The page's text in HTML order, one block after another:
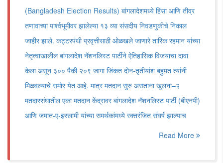
(Bangladesh Election Results) बांगलादेशमध्ये हिंसा आणि तीव्र
तणावाच्या पार्श्वभूमीवर झालेल्या १३ व्या संसदीय निवडणुकीचे निकाल
जाहीर झाले. कट्टरपंथी प्रवृत्तीसाठी ओळखले जाणारे तारिक रहमान यांच्या
नेतृत्वाखालील बांगलादेश नॅशनलिस्ट पार्टीने ऐतिहासिक विजयाचा दावा
केला असून ३०० पैकी २०९ जागा जिंकत दोन-तृतीयांश बहुमत त्यांनी
मिळवल्याचे समोर येत आहे. मात्र मतदान सुरु असताना खुलना–२
मतदारसंघातील एका मतदान केंद्रावर बांगलादेश नॅशनलिस्ट पार्टी (बीएनपी)
आणि जमात-ए-इस्लामी यांच्या समर्थकांमध्ये रक्तरंजित संघर्ष झाल्याच
Read More